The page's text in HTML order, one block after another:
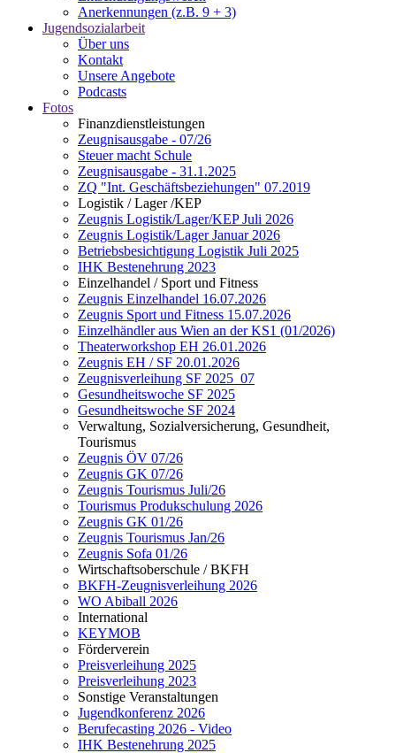
Anerkennungen (z.B. 9 + 3)
Jugendsozialarbeit
Über uns
Kontakt
Unsere Angebote
Podcasts
Fotos
Finanzdienstleistungen
Zeugnisausgabe - 07/26
Steuer macht Schule
Zeugnisausgabe - 31.1.2025
ZQ "Int. Geschäftsbeziehungen" 07.2019
Logistik / Lager /KEP
Zeugnis Logistik/Lager/KEP Juli 2026
Zeugnis Logistik/Lager Januar 2026
Betriebsbesichtigung Logistik Juli 2025
IHK Bestenehrung 2023
Einzelhandel / Sport und Fitness
Zeugnis Einzelhandel 16.07.2026
Zeugnis Sport und Fitness 15.07.2026
Einzelhändler aus Wien an der KS1 (01/2026)
Theaterworkshop EH 26.01.2026
Zeugnis EH / SF 20.01.2026
Zeugnisverleihung SF 2025_07
Gesundheitswoche SF 2025
Gesundheitswoche SF 2024
Verwaltung, Sozialversicherung, Gesundheit,
Tourismus
Zeugnis ÖV 07/26
Zeugnis GK 07/26
Zeugnis Tourismus Juli/26
Tourismus Produkschulung 2026
Zeugnis GK 01/26
Zeugnis Tourismus Jan/26
Zeugnis Sofa 01/26
Wirtschaftsoberschule / BKFH
BKFH-Zeugnisverleihung 2026
WO Abiball 2026
International
KEYMOB
Förderverein
Preisverleihung 2025
Preisverleihung 2023
Sonstige Veranstaltungen
Jugendkonferenz 2026
Berufecasting 2026 - Video
IHK Bestenehrung 2025